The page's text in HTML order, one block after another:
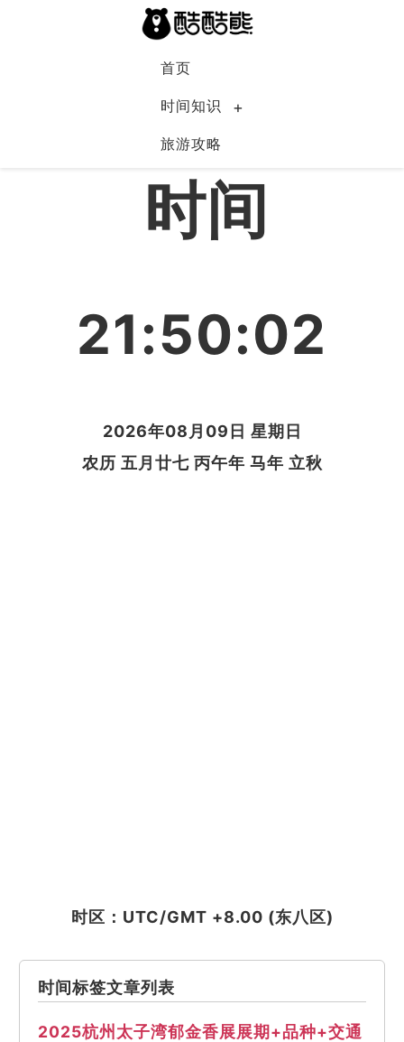
首页
时间知识
旅游攻略
中国
时间
21:50:02
2026年08月09日 星期日
农历 五月廿七 丙午年 马年 立秋
时区：UTC/GMT +8.00 (东八区)
时间标签文章列表
2025杭州太子湾郁金香展展期+品种+交通